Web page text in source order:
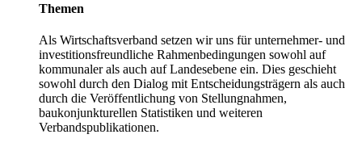
Themen
Als Wirtschaftsverband setzen wir uns für unternehmer- und
investitionsfreundliche Rahmenbedingungen sowohl auf
kommunaler als auch auf Landesebene ein. Dies geschieht
sowohl durch den Dialog mit Entscheidungsträgern als auch
durch die Veröffentlichung von Stellungnahmen,
baukonjunkturellen Statistiken und weiteren
Verbandspublikationen.